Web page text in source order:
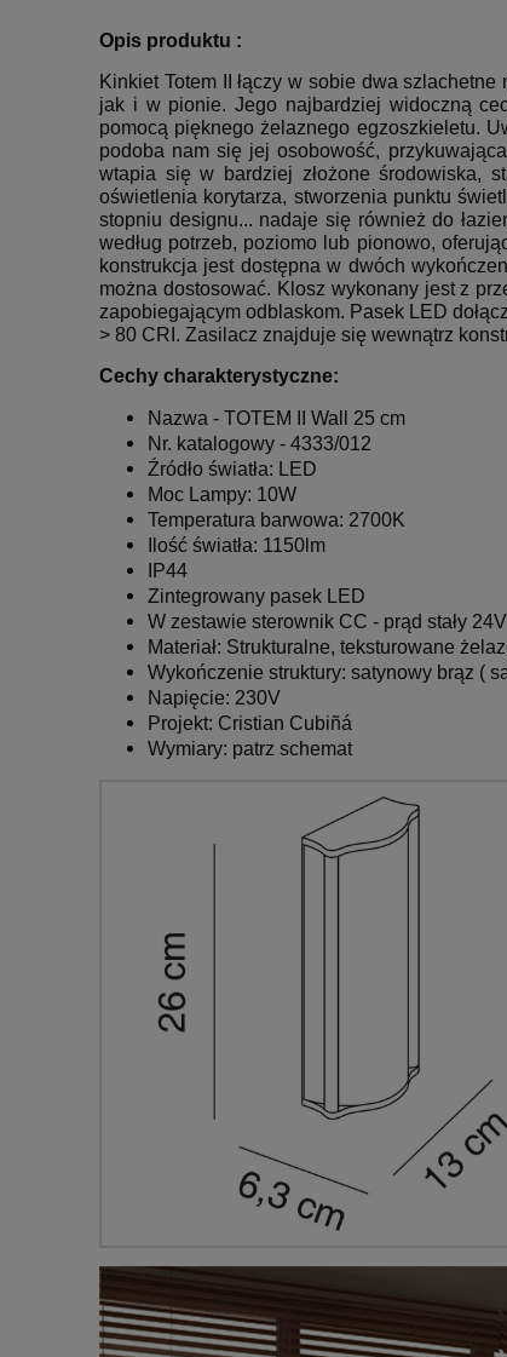
Opis produktu :
Kinkiet Totem II łączy w sobie dwa
jak i w pionie. Jego najbardziej widoczną
pomocą pięknego żelaznego egzoszkieletu.
podoba nam się jej osobowość,
wtapia się w bardziej złożone środowiska,
oświetlenia korytarza, stworzenia punktu
stopniu designu... nadaje się również do
według potrzeb, poziomo lub pionowo,
konstrukcja jest dostępna w dwóch
można dostosować. Klosz wykonany jest z
zapobiegającym odblaskom. Pasek LED
> 80 CRI. Zasilacz znajduje się wewnątrz
Cechy charakterystyczne:
Nazwa - TOTEM II Wall 25 cm
Nr. katalogowy - 4333/012
Źródło światła: LED
Moc Lampy: 10W
Temperatura barwowa: 2700K
ość światła: 1150lm
IP44
Zintegrowany pasek LED
W zestawie sterownik CC - prąd stały 24V
Materiał: Strukturalne, teksturowane
Wykończenie struktury: satynowy brąz (
Napięcie: 230V
Projekt: Cristian Cubiñá
Wymiary: patrz schemat